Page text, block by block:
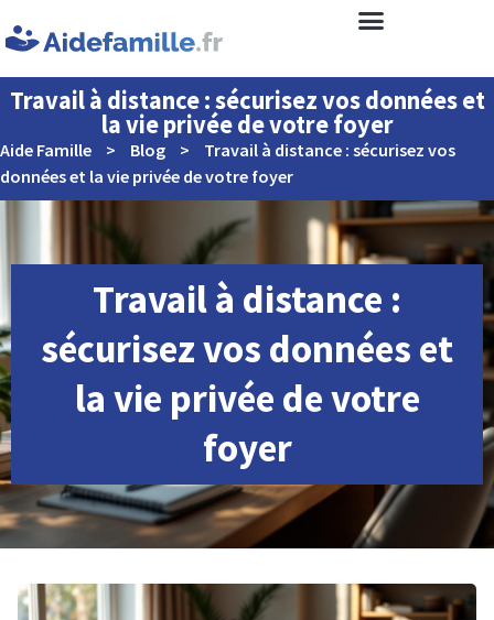
Travail à distance : sécurisez vos données et
la vie privée de votre foyer
Aide Famille > Blog >
Travail à distance : sécurisez vos
données et la vie privée de votre foyer
Travail à distance :
sécurisez vos données et
la vie privée de votre
foyer